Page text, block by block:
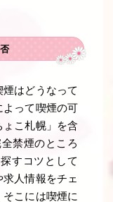
はどうなって
よって喫煙の可
こ札幌」を含
禁煙のところ
すコツとして
人情報をチェ
こには喫煙に